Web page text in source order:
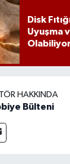
Disk
Uyuşma
HAKKINDA
Bülteni